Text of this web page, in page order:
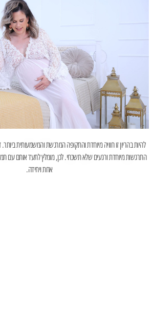
להיות בהריון זו חוויה מיוחדת והתקופה המרגשת והמשמעותית ביותר.
התרגשות מיוחדת ורגעים שלא תשכחי. לכן, מומלץ לתעד אותם עם
אחת ויחידה.